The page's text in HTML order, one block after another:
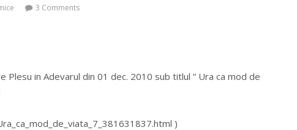
3 Comments
in Adevarul din 01 dec. 2010 sub titlul ” Ura ca mod de
)